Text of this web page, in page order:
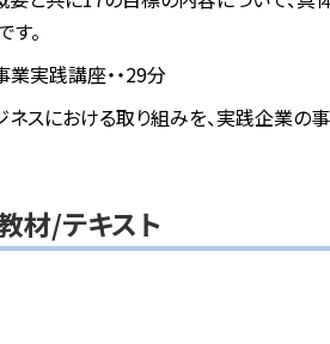
す。
実践講座・・29分
ネスにおける取り組みを、実践企業の
材/テキスト